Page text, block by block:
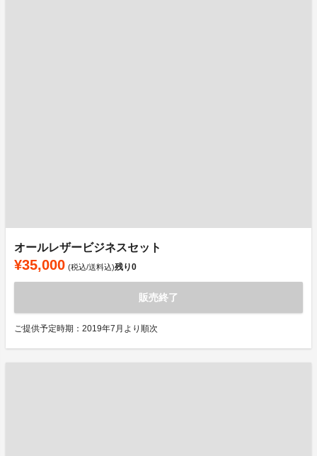
オールレザービジネスセット
¥35,000 (税込/送料込)残り0
販売終了
ご提供予定時期：2019年7月より順次